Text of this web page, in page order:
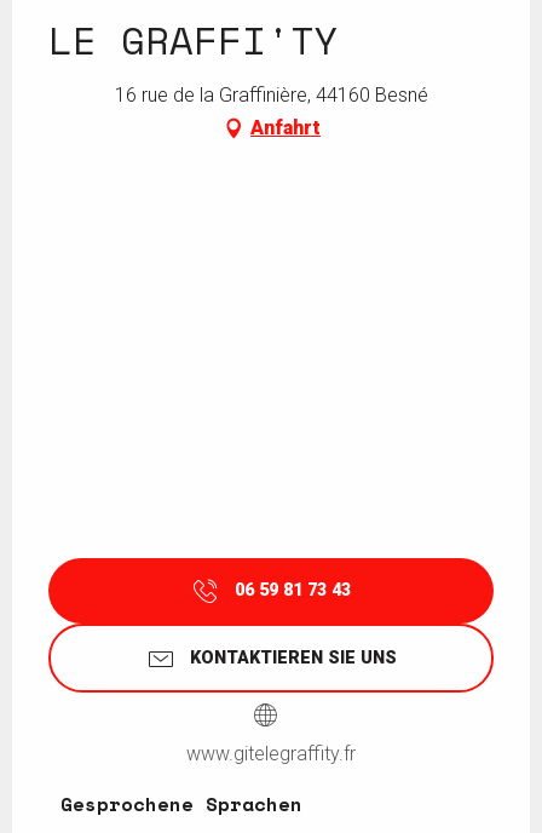
LE GRAFFI'TY
16 rue de la Graffinière, 44160 Besné
Anfahrt
06 59 81 73 43
KONTAKTIEREN SIE UNS
www.gitelegraffity.fr
Gesprochene Sprachen
Gesprochene Sprachen